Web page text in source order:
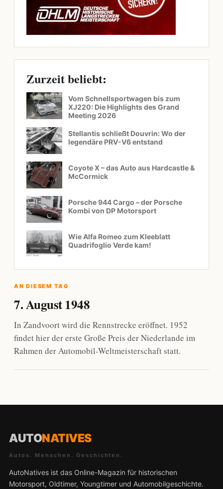
Zurzeit beliebt:
Vom Schnellsportwagen bis zum
XJ220: Die Highlights des Grand
Meeting 2026
Stellantis schließt Douvrin: Wo der
legendäre PRV-V6 entstand
Coyote X – das Auto aus Hardcastle &
McCormick
Porsche 944 Cargo – der Porsche
Kombi von DP Motorsport
Wie Alfa Romeo zum Kleeblatt
Quadrifoglio Verde kam!
AN DIESEM TAG
7. August 1948
In Zandvoort wird die Rennstrecke eröffnet. 1952
findet hier der erste Große Preis der Niederlande im
Rahmen der Automobil-Weltmeisterschaft statt.
AUTONATIVES
Autos. Menschen. Geschichten.
AutoNatives ist das Online-Magazin für historischen
Motorsport, Oldtimer, Youngtimer und Automobilgeschichte.